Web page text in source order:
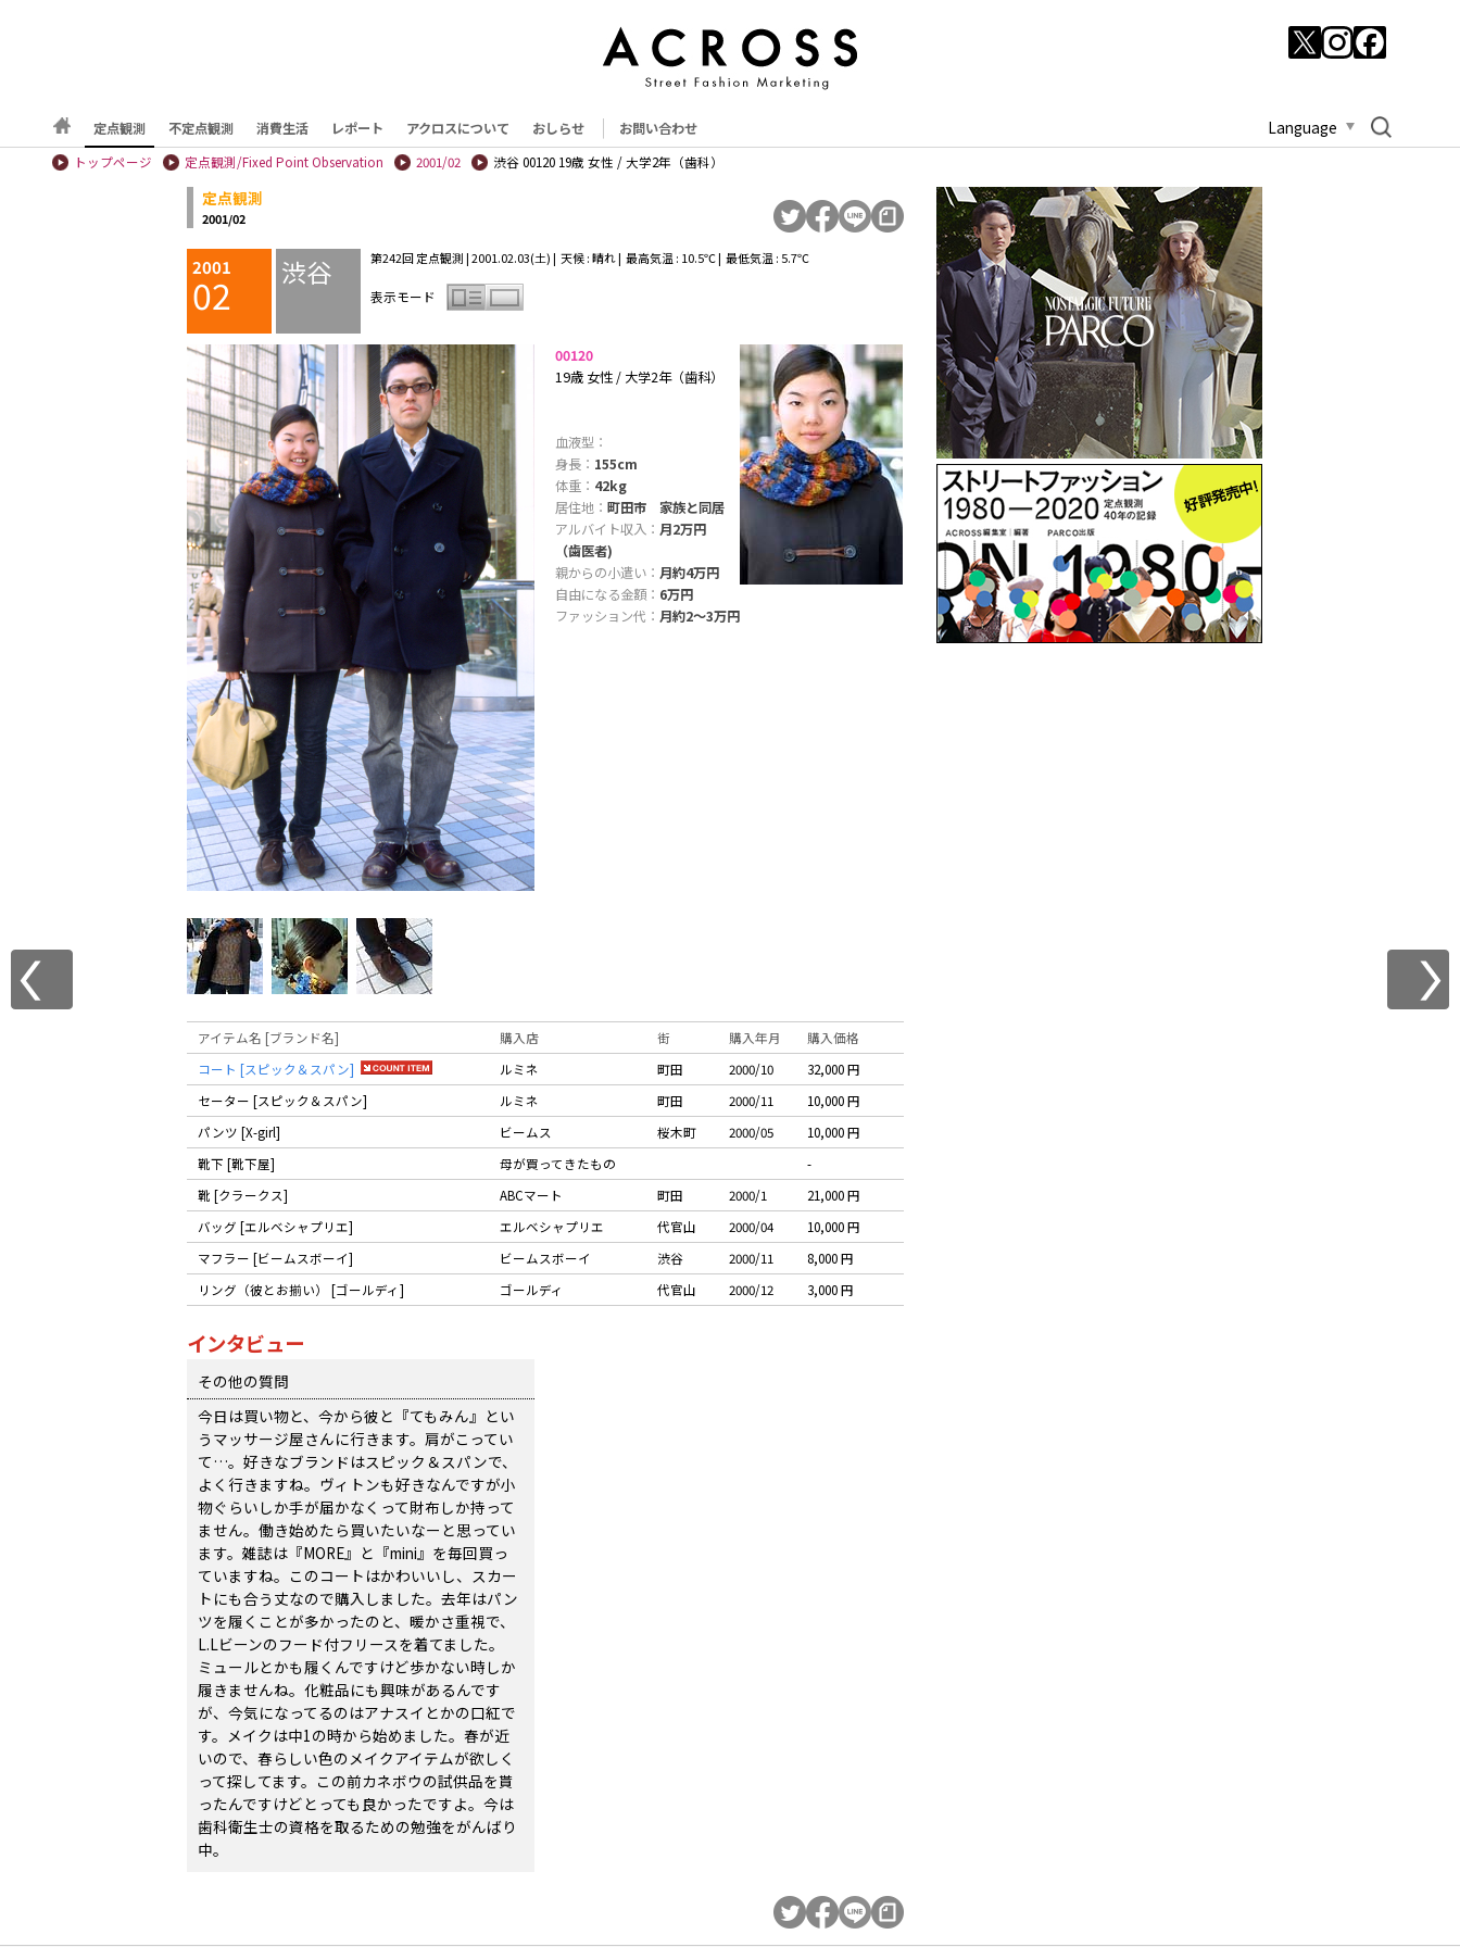
定点観測 不定点観測 消費生活 レポート アクロスについて おしらせ お問い合わせ Language
トップページ 定点観測/Fixed Point Observation 2001/02 渋谷 00120 19歳 女性 / 大学2年（歯科）
定点観測
2001/02
2001
02 渋谷 第242回 定点観測 | 2001.02.03(土) | 天候 : 晴れ | 最高気温 : 10.5℃ | 最低気温 : 5.7℃
表示モード
00120
19歳 女性 / 大学2年（歯科）
血液型：
身長： 155cm
体重： 42kg
居住地： 町田市 家族と同居
アルバイト収入： 月2万円
（歯医者)
親からの小遣い： 月約4万円
自由になる金額： 6万円
ファッション代： 月約2〜3万円
アイテム名 [ブランド名] 購入店 街 購入年月
購入価格
コート [スピック＆スパン]
ルミネ 町田 2000/10
32,000 円
セーター [スピック＆スパン]
ルミネ 町田 2000/11
10,000 円
パンツ [X-girl]
ビームス 桜木町 2000/05
10,000 円
靴下 [靴下屋]
母が買ってきたもの
-
靴 [クラークス]
ABCマート 町田 2000/1
21,000 円
バッグ [エルベシャプリエ]
エルベシャプリエ 代官山 2000/04
10,000 円
マフラー [ビームスボーイ]
ビームスボーイ 渋谷 2000/11
8,000 円
リング（彼とお揃い） [ゴールディ]
ゴールディ 代官山 2000/12 3,000 円
インタビュー
その他の質問
今日は買い物と、今から彼と『てもみん』とい
うマッサージ屋さんに行きます。肩がこってい
て…。好きなブランドはスピック＆スパンで、
よく行きますね。ヴィトンも好きなんですが小
物ぐらいしか手が届かなくって財布しか持って
ません。働き始めたら買いたいなーと思ってい
ます。雑誌は『MORE』と『mini』を毎回買っ
ていますね。このコートはかわいいし、スカー
トにも合う丈なので購入しました。去年はパン
ツを履くことが多かったのと、暖かさ重視で、
L.Lビーンのフード付フリースを着てました。
ミュールとかも履くんですけど歩かない時しか
履きませんね。化粧品にも興味があるんです
が、今気になってるのはアナスイとかの口紅で
す。メイクは中1の時から始めました。春が近
いので、春らしい色のメイクアイテムが欲しく
って探してます。この前カネボウの試供品を貰
ったんですけどとっても良かったですよ。今は
歯科衛生士の資格を取るための勉強をがんばり
中。